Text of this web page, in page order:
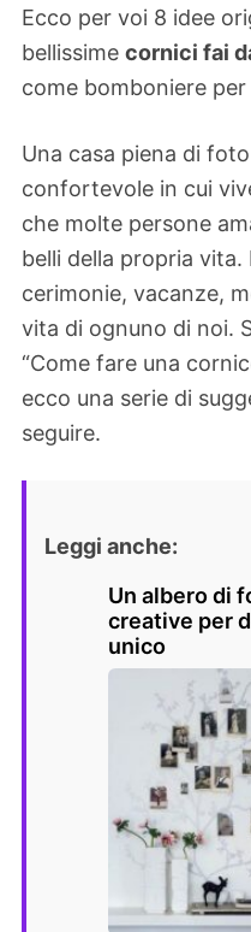
Ecco per voi 8 idee
bellissime cornici fai
come bomboniere
Una casa piena di
confortevole in cui
che molte persone
belli della propria
cerimonie, vacanze,
vita di ognuno di noi.
“Come fare una
ecco una serie di
seguire.
Leggi anche:
Un albero di
creative per
unico